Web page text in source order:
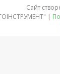
Сайт
Магазин "АВТОІНСТРУМЕНТ" |